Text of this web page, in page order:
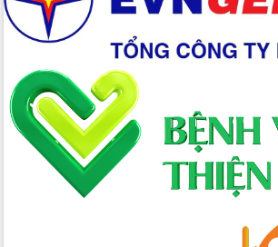
Công bố quyết định của Ban Thường
vụ Tỉnh ủy về công tác cán bộ.
Thủ tướng Phạm Minh Chính: Khẩn
trương tái thiết cuộc sống người dân
sau thiên tai
Tập trung nâng cao chất lượng, tổ
chức sản xuất sầu riêng theo hướng
bền vững
Đẩy nhanh công tác khắc phục, ổn
định đời sống Nhân dân sau bão số 13